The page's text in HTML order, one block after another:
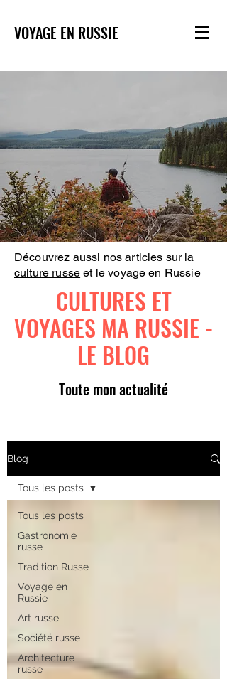
VOYAGE EN RUSSIE
Découvrez aussi nos articles sur la
culture russe et le voyage en Russie
CULTURES ET
VOYAGES MA RUSSIE -
LE BLOG
Toute mon actualité
Blog
Tous les posts
Gastronomie
russe
Tradition Russe
Voyage en
Russie
Art russe
Société russe
Architecture
russe
Tous les posts